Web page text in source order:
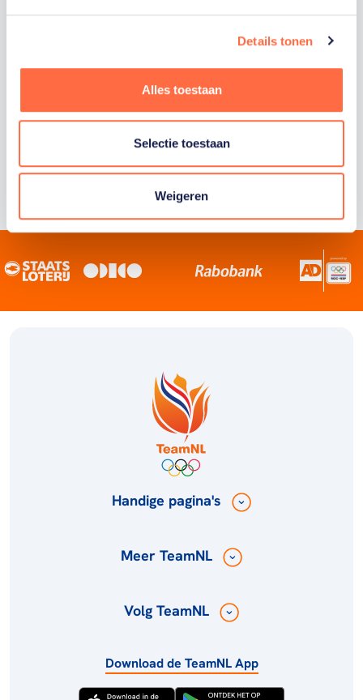
Details tonen
Alles toestaan
Selectie toestaan
Weigeren
sportiefste land van de wereld maken.
Handige pagina's
Meer TeamNL
Volg TeamNL
Download de TeamNL App